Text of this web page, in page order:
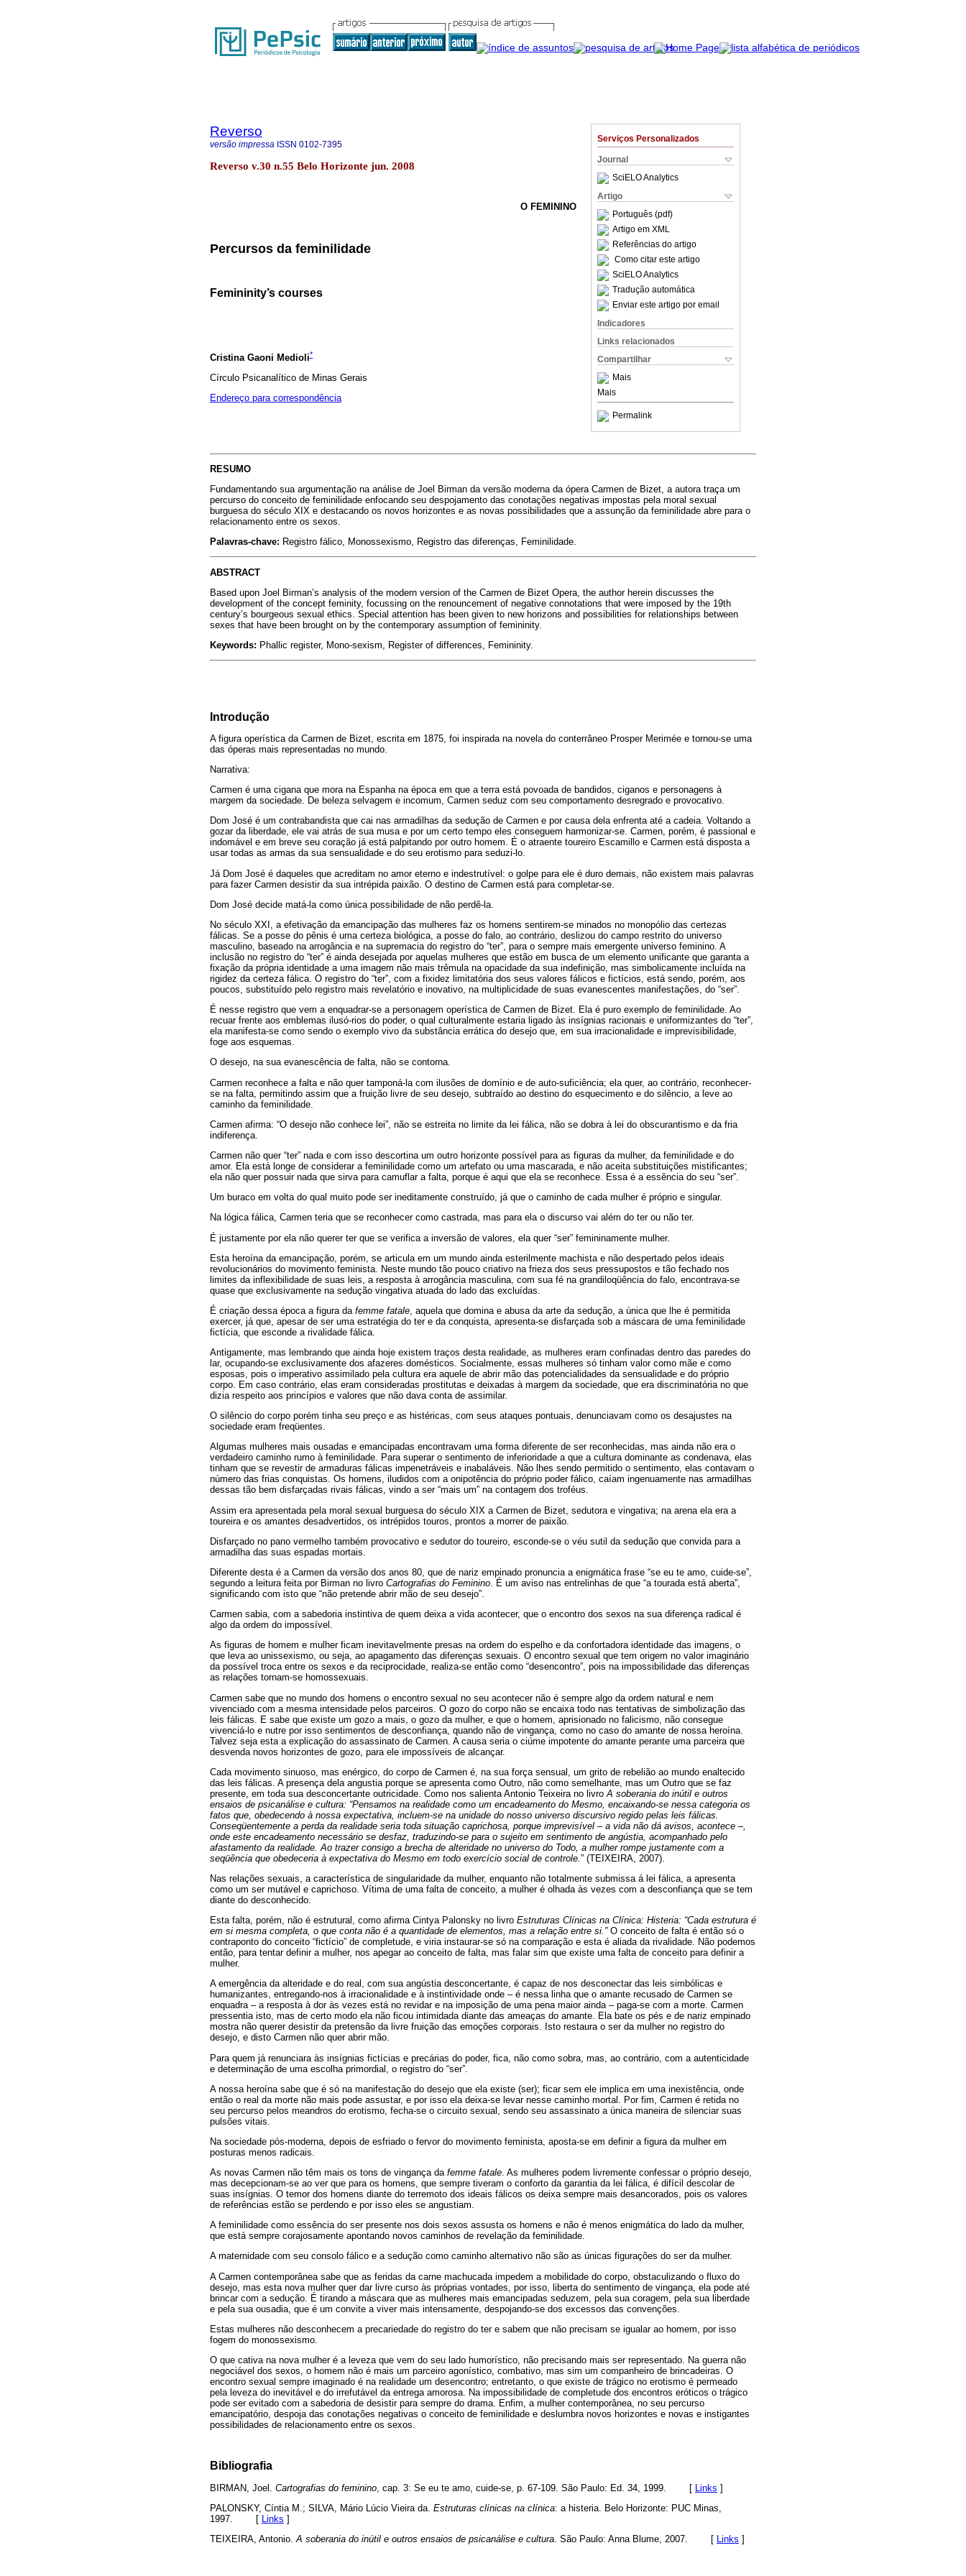
Serviços Personalizados
Journal
SciELO Analytics
Artigo
Português (pdf)
Artigo em XML
Referências do artigo
Como citar este artigo
SciELO Analytics
Tradução automática
Enviar este artigo por email
Indicadores
Links relacionados
Compartilhar
Mais
Mais
Permalink
Reverso
versão impressa ISSN 0102-7395
Reverso v.30 n.55 Belo Horizonte jun. 2008
O FEMININO
Percursos da feminilidade
Femininity’s courses
Cristina Gaoni Medioli*
Círculo Psicanalítico de Minas Gerais
Endereço para correspondência
RESUMO
Fundamentando sua argumentação na análise de Joel Birman da versão moderna da ópera Carmen de Bizet, a autora traça um
percurso do conceito de feminilidade enfocando seu despojamento das conotações negativas impostas pela moral sexual
burguesa do século XIX e destacando os novos horizontes e as novas possibilidades que a assunção da feminilidade abre para o
relacionamento entre os sexos.
Palavras-chave: Registro fálico, Monossexismo, Registro das diferenças, Feminilidade.
ABSTRACT
Based upon Joel Birman’s analysis of the modern version of the Carmen de Bizet Opera, the author herein discusses the
development of the concept feminity, focussing on the renouncement of negative connotations that were imposed by the 19th
century’s bourgeous sexual ethics. Special attention has been given to new horizons and possibilities for relationships between
sexes that have been brought on by the contemporary assumption of femininity.
Keywords: Phallic register, Mono-sexism, Register of differences, Femininity.
Introdução
A figura operística da Carmen de Bizet, escrita em 1875, foi inspirada na novela do conterrâneo Prosper Merimée e tornou-se uma
das óperas mais representadas no mundo.
Narrativa:
Carmen é uma cigana que mora na Espanha na época em que a terra está povoada de bandidos, ciganos e personagens à
margem da sociedade. De beleza selvagem e incomum, Carmen seduz com seu comportamento desregrado e provocativo.
Dom José é um contrabandista que cai nas armadilhas da sedução de Carmen e por causa dela enfrenta até a cadeia. Voltando a
gozar da liberdade, ele vai atrás de sua musa e por um certo tempo eles conseguem harmonizar-se. Carmen, porém, é passional e
indomável e em breve seu coração já está palpitando por outro homem. É o atraente toureiro Escamillo e Carmen está disposta a
usar todas as armas da sua sensualidade e do seu erotismo para seduzi-lo.
Já Dom José é daqueles que acreditam no amor eterno e indestrutível: o golpe para ele é duro demais, não existem mais palavras
para fazer Carmen desistir da sua intrépida paixão. O destino de Carmen está para completar-se.
Dom José decide matá-la como única possibilidade de não perdê-la.
No século XXI, a efetivação da emancipação das mulheres faz os homens sentirem-se minados no monopólio das certezas
fálicas. Se a posse do pênis é uma certeza biológica, a posse do falo, ao contrário, deslizou do campo restrito do universo
masculino, baseado na arrogância e na supremacia do registro do “ter”, para o sempre mais emergente universo feminino. A
inclusão no registro do “ter” é ainda desejada por aquelas mulheres que estão em busca de um elemento unificante que garanta a
fixação da própria identidade a uma imagem não mais trêmula na opacidade da sua indefinição, mas simbolicamente incluída na
rigidez da certeza fálica. O registro do “ter”, com a fixidez limitatória dos seus valores fálicos e fictícios, está sendo, porém, aos
poucos, substituído pelo registro mais revelatório e inovativo, na multiplicidade de suas evanescentes manifestações, do “ser”.
É nesse registro que vem a enquadrar-se a personagem operística de Carmen de Bizet. Ela é puro exemplo de feminilidade. Ao
recuar frente aos emblemas ilusó-rios do poder, o qual culturalmente estaria ligado às insígnias racionais e uniformizantes do “ter”,
ela manifesta-se como sendo o exemplo vivo da substância errática do desejo que, em sua irracionalidade e imprevisibilidade,
foge aos esquemas.
O desejo, na sua evanescência de falta, não se contorna.
Carmen reconhece a falta e não quer tamponá-la com ilusões de domínio e de auto-suficiência; ela quer, ao contrário, reconhecer-
se na falta, permitindo assim que a fruição livre de seu desejo, subtraído ao destino do esquecimento e do silêncio, a leve ao
caminho da feminilidade.
Carmen afirma: “O desejo não conhece lei”, não se estreita no limite da lei fálica, não se dobra à lei do obscurantismo e da fria
indiferença.
Carmen não quer “ter” nada e com isso descortina um outro horizonte possível para as figuras da mulher, da feminilidade e do
amor. Ela está longe de considerar a feminilidade como um artefato ou uma mascarada, e não aceita substituições mistificantes;
ela não quer possuir nada que sirva para camuflar a falta, porque é aqui que ela se reconhece. Essa é a essência do seu “ser”.
Um buraco em volta do qual muito pode ser ineditamente construído, já que o caminho de cada mulher é próprio e singular.
Na lógica fálica, Carmen teria que se reconhecer como castrada, mas para ela o discurso vai além do ter ou não ter.
É justamente por ela não querer ter que se verifica a inversão de valores, ela quer “ser” femininamente mulher.
Esta heroína da emancipação, porém, se articula em um mundo ainda esterilmente machista e não despertado pelos ideais
revolucionários do movimento feminista. Neste mundo tão pouco criativo na frieza dos seus pressupostos e tão fechado nos
limites da inflexibilidade de suas leis, a resposta à arrogância masculina, com sua fé na grandiloqüência do falo, encontrava-se
quase que exclusivamente na sedução vingativa atuada do lado das excluídas.
É criação dessa época a figura da femme fatale , aquela que domina e abusa da arte da sedução, a única que lhe é permitida
exercer, já que, apesar de ser uma estratégia do ter e da conquista, apresenta-se disfarçada sob a máscara de uma feminilidade
fictícia, que esconde a rivalidade fálica.
Antigamente, mas lembrando que ainda hoje existem traços desta realidade, as mulheres eram confinadas dentro das paredes do
lar, ocupando-se exclusivamente dos afazeres domésticos. Socialmente, essas mulheres só tinham valor como mãe e como
esposas, pois o imperativo assimilado pela cultura era aquele de abrir mão das potencialidades da sensualidade e do próprio
corpo. Em caso contrário, elas eram consideradas prostitutas e deixadas à margem da sociedade, que era discriminatória no que
dizia respeito aos princípios e valores que não dava conta de assimilar.
O silêncio do corpo porém tinha seu preço e as histéricas, com seus ataques pontuais, denunciavam como os desajustes na
sociedade eram freqüentes.
Algumas mulheres mais ousadas e emancipadas encontravam uma forma diferente de ser reconhecidas, mas ainda não era o
verdadeiro caminho rumo à feminilidade. Para superar o sentimento de inferioridade a que a cultura dominante as condenava, elas
tinham que se revestir de armaduras fálicas impenetráveis e inabaláveis. Não lhes sendo permitido o sentimento, elas contavam o
número das frias conquistas. Os homens, iludidos com a onipotência do próprio poder fálico, caíam ingenuamente nas armadilhas
dessas tão bem disfarçadas rivais fálicas, vindo a ser “mais um” na contagem dos troféus.
Assim era apresentada pela moral sexual burguesa do século XIX a Carmen de Bizet, sedutora e vingativa; na arena ela era a
toureira e os amantes desadvertidos, os intrépidos touros, prontos a morrer de paixão.
Disfarçado no pano vermelho também provocativo e sedutor do toureiro, esconde-se o véu sutil da sedução que convida para a
armadilha das suas espadas mortais.
Diferente desta é a Carmen da versão dos anos 80, que de nariz empinado pronuncia a enigmática frase “se eu te amo, cuide-se”,
segundo a leitura feita por Birman no livro Cartografias do Feminino. É um aviso nas entrelinhas de que “a tourada está aberta”,
significando com isto que “não pretende abrir mão de seu desejo”.
Carmen sabia, com a sabedoria instintiva de quem deixa a vida acontecer, que o encontro dos sexos na sua diferença radical é
algo da ordem do impossível.
As figuras de homem e mulher ficam inevitavelmente presas na ordem do espelho e da confortadora identidade das imagens, o
que leva ao unissexismo, ou seja, ao apagamento das diferenças sexuais. O encontro sexual que tem origem no valor imaginário
da possível troca entre os sexos e da reciprocidade, realiza-se então como “desencontro”, pois na impossibilidade das diferenças
as relações tornam-se homossexuais.
Carmen sabe que no mundo dos homens o encontro sexual no seu acontecer não é sempre algo da ordem natural e nem
vivenciado com a mesma intensidade pelos parceiros. O gozo do corpo não se encaixa todo nas tentativas de simbolização das
leis fálicas. E sabe que existe um gozo a mais, o gozo da mulher, e que o homem, aprisionado no falicismo, não consegue
vivenciá-lo e nutre por isso sentimentos de desconfiança, quando não de vingança, como no caso do amante de nossa heroína.
Talvez seja esta a explicação do assassinato de Carmen. A causa seria o ciúme impotente do amante perante uma parceira que
desvenda novos horizontes de gozo, para ele impossíveis de alcançar.
Cada movimento sinuoso, mas enérgico, do corpo de Carmen é, na sua força sensual, um grito de rebelião ao mundo enaltecido
das leis fálicas. A presença dela angustia porque se apresenta como Outro, não como semelhante, mas um Outro que se faz
presente, em toda sua desconcertante outricidade. Como nos salienta Antonio Teixeira no livro A soberania do inútil e outros
ensaios de psicanálise e cultura: “Pensamos na realidade como um encadeamento do Mesmo, encaixando-se nessa categoria os
fatos que, obedecendo à nossa expectativa, incluem-se na unidade do nosso universo discursivo regido pelas leis fálicas.
Conseqüentemente a perda da realidade seria toda situação caprichosa, porque imprevisível – a vida não dá avisos, acontece –,
onde este encadeamento necessário se desfaz, traduzindo-se para o sujeito em sentimento de angústia, acompanhado pelo
afastamento da realidade. Ao trazer consigo a brecha de alteridade no universo do Todo, a mulher rompe justamente com a
seqüência que obedeceria à expectativa do Mesmo em todo exercício social de controle. ” (TEIXEIRA, 2007).
Nas relações sexuais, a característica de singularidade da mulher, enquanto não totalmente submissa á lei fálica, a apresenta
como um ser mutável e caprichoso. Vítima de uma falta de conceito, a mulher é olhada às vezes com a desconfiança que se tem
diante do desconhecido.
Esta falta, porém, não é estrutural, como afirma Cintya Palonsky no livro Estruturas Clínicas na Clínica: Histeria: “Cada estrutura é
em si mesma completa, o que conta não é a quantidade de elementos, mas a relação entre si.”O conceito de falta é então só o
contraponto do conceito “fictício” de completude, e viria instaurar-se só na comparação e esta é aliada da rivalidade. Não podemos
então, para tentar definir a mulher, nos apegar ao conceito de falta, mas falar sim que existe uma falta de conceito para definir a
mulher.
A emergência da alteridade e do real, com sua angústia desconcertante, é capaz de nos desconectar das leis simbólicas e
humanizantes, entregando-nos à irracionalidade e à instintividade onde – é nessa linha que o amante recusado de Carmen se
enquadra – a resposta à dor às vezes está no revidar e na imposição de uma pena maior ainda – paga-se com a morte. Carmen
pressentia isto, mas de certo modo ela não ficou intimidada diante das ameaças do amante. Ela bate os pés e de nariz empinado
mostra não querer desistir da pretensão da livre fruição das emoções corporais. Isto restaura o ser da mulher no registro do
desejo, e disto Carmen não quer abrir mão.
Para quem já renunciara às insígnias fictícias e precárias do poder, fica, não como sobra, mas, ao contrário, com a autenticidade
e determinação de uma escolha primordial, o registro do “ser”.
A nossa heroína sabe que é só na manifestação do desejo que ela existe (ser); ficar sem ele implica em uma inexistência, onde
então o real da morte não mais pode assustar, e por isso ela deixa-se levar nesse caminho mortal. Por fim, Carmen é retida no
seu percurso pelos meandros do erotismo, fecha-se o circuito sexual, sendo seu assassinato a única maneira de silenciar suas
pulsões vitais.
Na sociedade pós-moderna, depois de esfriado o fervor do movimento feminista, aposta-se em definir a figura da mulher em
posturas menos radicais.
As novas Carmen não têm mais os tons de vingança da femme fatale. As mulheres podem livremente confessar o próprio desejo,
mas decepcionam-se ao ver que para os homens, que sempre tiveram o conforto da garantia da lei fálica, é difícil descolar de
suas insígnias. O temor dos homens diante do terremoto dos ideais fálicos os deixa sempre mais desancorados, pois os valores
de referências estão se perdendo e por isso eles se angustiam.
A feminilidade como essência do ser presente nos dois sexos assusta os homens e não é menos enigmática do lado da mulher,
que está sempre corajosamente apontando novos caminhos de revelação da feminilidade.
A maternidade com seu consolo fálico e a sedução como caminho alternativo não são as únicas figurações do ser da mulher.
A Carmen contemporânea sabe que as feridas da carne machucada impedem a mobilidade do corpo, obstaculizando o fluxo do
desejo, mas esta nova mulher quer dar livre curso às próprias vontades, por isso, liberta do sentimento de vingança, ela pode até
brincar com a sedução. É tirando a máscara que as mulheres mais emancipadas seduzem, pela sua coragem, pela sua liberdade
e pela sua ousadia, que é um convite a viver mais intensamente, despojando-se dos excessos das convenções.
Estas mulheres não desconhecem a precariedade do registro do ter e sabem que não precisam se igualar ao homem, por isso
fogem do monossexismo.
O que cativa na nova mulher é a leveza que vem do seu lado humorístico, não precisando mais ser representado. Na guerra não
negociável dos sexos, o homem não é mais um parceiro agonístico, combativo, mas sim um companheiro de brincadeiras. O
encontro sexual sempre imaginado é na realidade um desencontro; entretanto, o que existe de trágico no erotismo é permeado
pela leveza do inevitável e do irrefutável da entrega amorosa. Na impossibilidade de completude dos encontros eróticos o trágico
pode ser evitado com a sabedoria de desistir para sempre do drama. Enfim, a mulher contemporânea, no seu percurso
emancipatório, despoja das conotações negativas o conceito de feminilidade e deslumbra novos horizontes e novas e instigantes
possibilidades de relacionamento entre os sexos.
Bibliografia
BIRMAN, Joel. Cartografias do feminino , cap. 3: Se eu te amo, cuide-se, p. 67-109. São Paulo: Ed. 34, 1999. [ Links ]
PALONSKY, Cíntia M.; SILVA, Mário Lúcio Vieira da. Estruturas clínicas na clínica: a histeria. Belo Horizonte: PUC Minas,
1997.
[ Links ]
TEIXEIRA, Antonio. A soberania do inútil e outros ensaios de psicanálise e cultura . São Paulo: Anna Blume, 2007. [ Links ]